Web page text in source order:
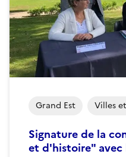
Signature de la
et d'histoire" avec
Grand Est Villes